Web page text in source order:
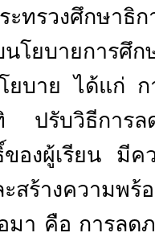
ทรวงศึกษาธิ
โยบายการศึก
ย ได้แก่ กา
รับวิธีการลด
องผู้เรียน มีค
ร้างความพร้
มา คือ การลด